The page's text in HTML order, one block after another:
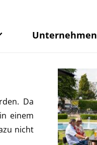
Unternehmen
Da
einem
nicht